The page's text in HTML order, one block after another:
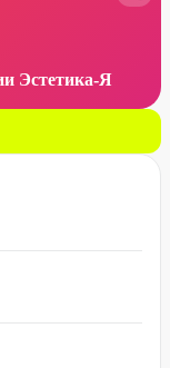
Эстетика-Я